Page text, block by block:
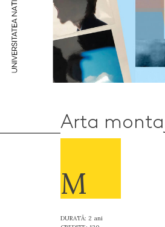
Arta
M
DURATĂ: 2 ani